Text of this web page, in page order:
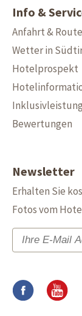
Info &
Anfahrt &
Wetter in
Hotelprospekt
Bewertungen
Newsletter
Erhalten Sie
Fotos vom